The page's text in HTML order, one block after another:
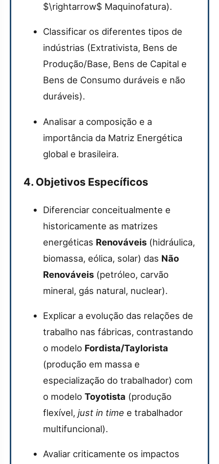
$\rightarrow$ Maquinofatura).
Classificar os diferentes tipos de
indústrias (Extrativista, Bens de
Produção/Base, Bens de Capital e
Bens de Consumo duráveis e não
duráveis).
Analisar a composição e a
importância da Matriz Energética
global e brasileira.
4. Objetivos Específicos
Diferenciar conceitualmente e
historicamente as matrizes
energéticas Renováveis (hidráulica,
biomassa, eólica, solar) das Não
Renováveis (petróleo, carvão
mineral, gás natural, nuclear).
Explicar a evolução das relações de
trabalho nas fábricas, contrastando
o modelo Fordista/Taylorista
(produção em massa e
especialização do trabalhador) com
o modelo Toyotista (produção
flexível, just in time e trabalhador
multifuncional).
Avaliar criticamente os impactos